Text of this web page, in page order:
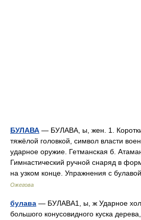
БУЛАВА — БУЛАВА, ы, жен. 1.
тяжёлой головкой, символ власти
ударное оружие. Гетманская б.
Гимнастический ручной снаряд в
на узком конце. Упражнения с
Ожегова
булава — БУЛАВА1, ы, ж Ударное
большого конусовидного куска